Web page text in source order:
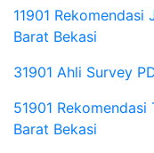
11901
Barat Bekasi
31901 Ahli Survey
51901
Barat Bekasi